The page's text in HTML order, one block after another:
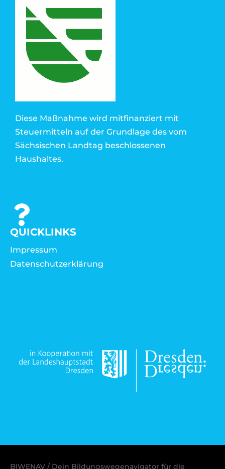
Diese Maßnahme wird mitfinanziert mit
Steuermitteln auf der Grundlage des vom
Sächsischen Landtag beschlossenen
Haushaltes.
QUICKLINKS
Impressum
Datenschutzerklärung
BIWENAV / Dein Bildungswegenavigator für die